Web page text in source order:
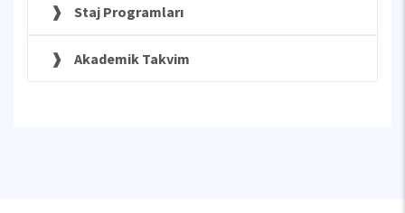
Staj Programları
Akademik Takvim